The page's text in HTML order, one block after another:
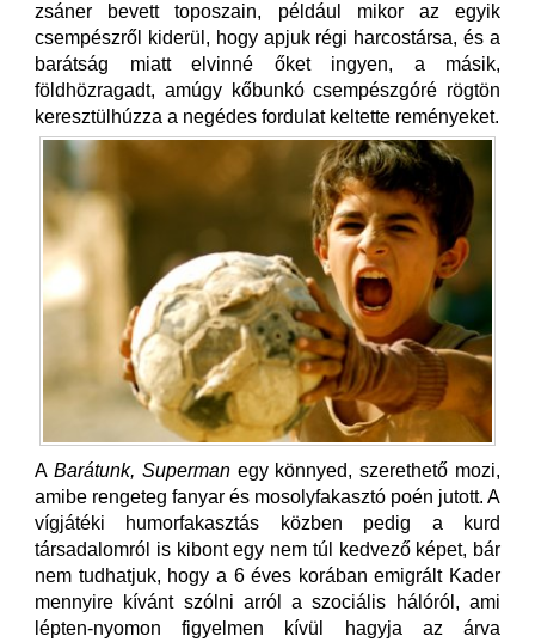
zsáner bevett toposzain, például mikor az egyik
csempészről kiderül, hogy apjuk régi harcostársa, és a
barátság miatt elvinné őket ingyen, a másik,
földhözragadt, amúgy kőbunkó csempészgóré rögtön
keresztülhúzza a negédes fordulat keltette reményeket.
A Barátunk, Supermanegy könnyed, szerethető mozi,
amibe rengeteg fanyar és mosolyfakasztó poén jutott. A
vígjátéki humorfakasztás közben pedig a kurd
társadalomról is kibont egy nem túl kedvező képet, bár
nem tudhatjuk, hogy a 6 éves korában emigrált Kader
mennyire kívánt szólni arról a szociális hálóról, ami
lépten-nyomon figyelmen kívül hagyja az árva